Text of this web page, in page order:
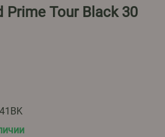
Prime Tour Black 30